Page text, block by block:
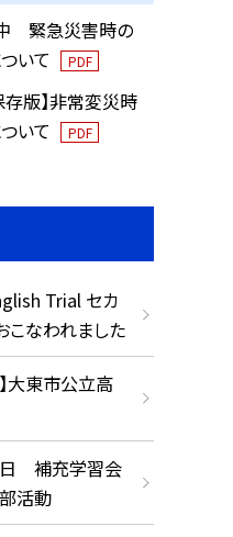
緊急災害時の
いて
PDF
存版】非常変災時
いて
PDF
Trial セカ
なわれました
大東市公立高
日 補充学習会
活動